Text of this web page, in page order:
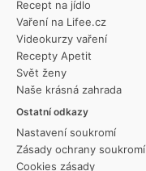
Recept na jídlo
Vaření na Lifee.cz
Videokurzy vaření
Recepty Apetit
Svět ženy
Naše krásná zahrada
Ostatní odkazy
Nastavení soukromí
Zásady ochrany soukromí
Cookies zásady